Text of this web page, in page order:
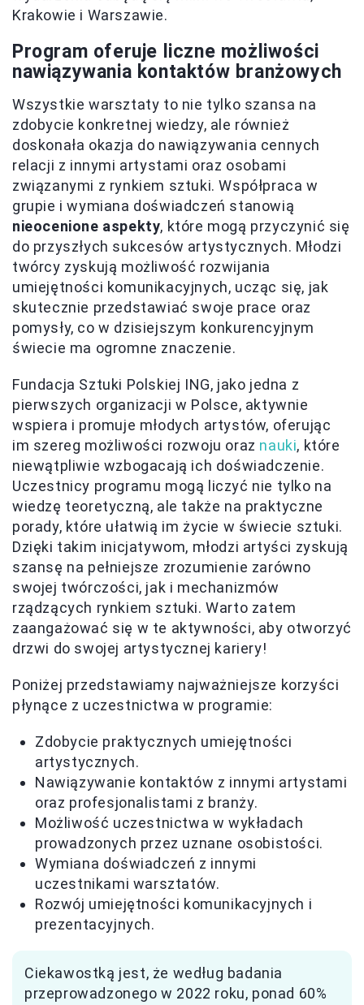
Krakowie i Warszawie.
Program oferuje liczne możliwości
nawiązywania kontaktów branżowych
Wszystkie warsztaty to nie tylko szansa na
zdobycie konkretnej wiedzy, ale również
doskonała okazja do nawiązywania cennych
relacji z innymi artystami oraz osobami
związanymi z rynkiem sztuki. Współpraca w
grupie i wymiana doświadczeń stanowią
nieocenione aspekty, które mogą przyczynić się
do przyszłych sukcesów artystycznych. Młodzi
twórcy zyskują możliwość rozwijania
umiejętności komunikacyjnych, ucząc się, jak
skutecznie przedstawiać swoje prace oraz
pomysły, co w dzisiejszym konkurencyjnym
świecie ma ogromne znaczenie.
Fundacja Sztuki Polskiej ING, jako jedna z
pierwszych organizacji w Polsce, aktywnie
wspiera i promuje młodych artystów, oferując
im szereg możliwości rozwoju oraz nauki, które
niewątpliwie wzbogacają ich doświadczenie.
Uczestnicy programu mogą liczyć nie tylko na
wiedzę teoretyczną, ale także na praktyczne
porady, które ułatwią im życie w świecie sztuki.
Dzięki takim inicjatywom, młodzi artyści zyskują
szansę na pełniejsze zrozumienie zarówno
swojej twórczości, jak i mechanizmów
rządzących rynkiem sztuki. Warto zatem
zaangażować się w te aktywności, aby otworzyć
drzwi do swojej artystycznej kariery!
Poniżej przedstawiamy najważniejsze korzyści
płynące z uczestnictwa w programie:
Zdobycie praktycznych umiejętności
artystycznych.
Nawiązywanie kontaktów z innymi artystami
oraz profesjonalistami z branży.
Możliwość uczestnictwa w wykładach
prowadzonych przez uznane osobistości.
Wymiana doświadczeń z innymi
uczestnikami warsztatów.
Rozwój umiejętności komunikacyjnych i
prezentacyjnych.
Ciekawostką jest, że według badania
przeprowadzonego w 2022 roku, ponad 60%